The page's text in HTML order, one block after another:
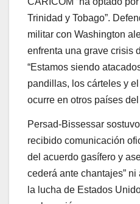
Trinidad y Tobago”.
militar con Washington
enfrenta una grave crisis
“Estamos siendo
pandillas, los cárteles y
ocurre en otros países
Persad-Bissessar
recibido comunicación
del acuerdo gasífero y
cederá ante chantajes”
la lucha de Estados